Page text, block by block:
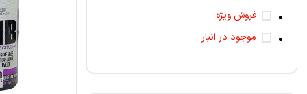
فروش ویژه
موجود در انبار